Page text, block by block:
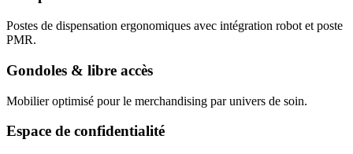
Postes de dispensation ergonomiques avec intégration robot et poste
PMR.
Gondoles & libre accès
Mobilier optimisé pour le merchandising par univers de soin.
Espace de confidentialité